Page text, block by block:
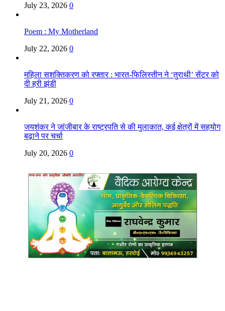
July 23, 2026 0
Poem : My Motherland
July 22, 2026 0
महिला सशक्तिकरण को रफ्तार : भारत-फिलिस्तीन ने ‘तुराथी’ सेंटर को
दी हरी झंडी
July 21, 2026 0
जयशंकर ने जांजीबार के राष्ट्रपति से की मुलाकात, कई क्षेत्रों में सहयोग
बढ़ाने पर चर्चा
July 20, 2026 0